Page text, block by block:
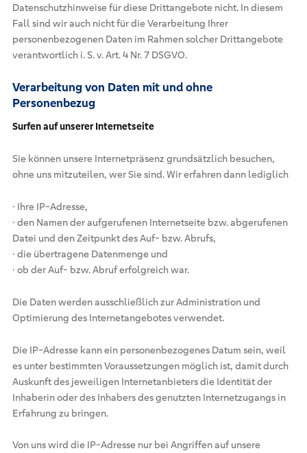
Datenschutzhinweise für diese Drittangebote nicht. In diesem
Fall sind wir auch nicht für die Verarbeitung Ihrer
personenbezogenen Daten im Rahmen solcher Drittangebote
verantwortlich i. S. v. Art. 4 Nr. 7 DSGVO.
Verarbeitung von Daten mit und ohne
Personenbezug
Surfen auf unserer Internetseite
Sie können unsere Internetpräsenz grundsätzlich besuchen,
ohne uns mitzuteilen, wer Sie sind. Wir erfahren dann lediglich
· Ihre IP-Adresse,
· den Namen der aufgerufenen Internetseite bzw. abgerufenen
Datei und den Zeitpunkt des Auf- bzw. Abrufs,
· die übertragene Datenmenge und
· ob der Auf- bzw. Abruf erfolgreich war.
Die Daten werden ausschließlich zur Administration und
Optimierung des Internetangebotes verwendet.
Die IP-Adresse kann ein personenbezogenes Datum sein, weil
es unter bestimmten Voraussetzungen möglich ist, damit durch
Auskunft des jeweiligen Internetanbieters die Identität der
Inhaberin oder des Inhabers des genutzten Internetzugangs in
Erfahrung zu bringen.
Von uns wird die IP-Adresse nur bei Angriffen auf unsere